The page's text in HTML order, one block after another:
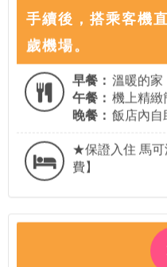
手續後，搭乘客機
歲機場。
早餐： 溫暖的家
午餐： 機上精緻
晚餐： 飯店內
★保證入住 馬可
費】